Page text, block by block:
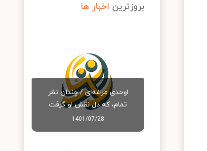
بروزترین اخبار ها
اوحدی مراغه‌ای / چندان نظر
تمام، که دل نقش او گرفت
1401/07/28